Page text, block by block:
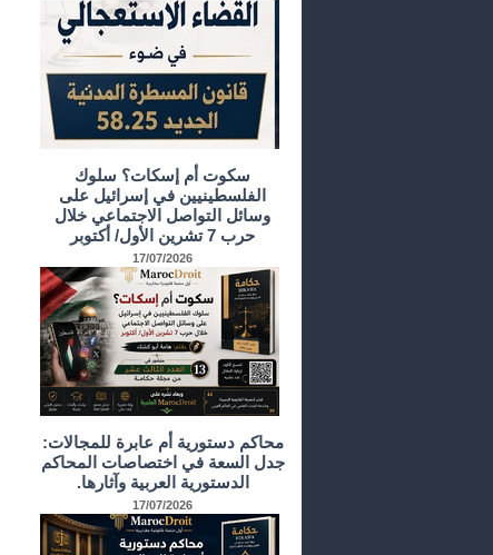
سكوت أم إسكات؟ سلوك
الفلسطينيين في إسرائيل على
وسائل التواصل الاجتماعي خلال
حرب 7 تشرين الأول/ أكتوبر
17/07/2026
محاكم دستورية أم عابرة للمجالات:
جدل السعة في اختصاصات المحاكم
الدستورية العربية وآثارها.
17/07/2026